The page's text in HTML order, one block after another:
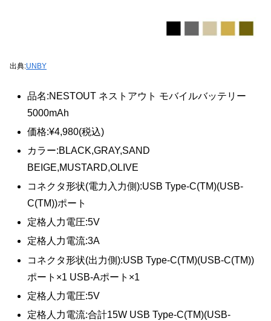
出典:UNBY
品名:NESTOUT ネストアウト モバイルバッテリー
5000mAh
価格:¥4,980(税込)
カラー:BLACK,GRAY,SAND
BEIGE,MUSTARD,OLIVE
コネクタ形状(電力入力側):USB Type-C(TM)(USB-
C(TM))ポート
定格人力電圧:5V
定格人力電流:3A
コネクタ形状(出力側):USB Type-C(TM)(USB-C(TM))
ポート×1 USB-Aポート×1
定格人力電圧:5V
定格人力電流:合計15W USB Type-C(TM)(USB-